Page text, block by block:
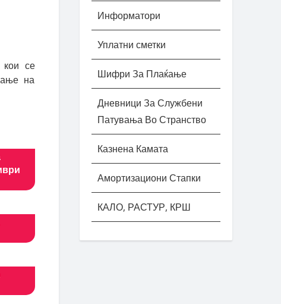
се
на
Информатори
Уплатни сметки
Шифри За Плаќање
Дневници За Службени
Патувања Во Странство
Казнена Камата
Амортизациони Стапки
КАЛО, РАСТУР, КРШ